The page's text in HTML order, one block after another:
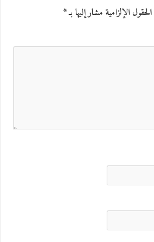
الحقول الإلزامية مشار إليها بـ*